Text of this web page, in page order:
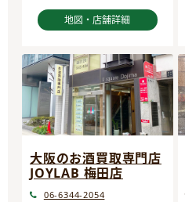
地図・店舗詳細
大阪のお酒買取専門店
JOYLAB 梅田店
06-6344-2054